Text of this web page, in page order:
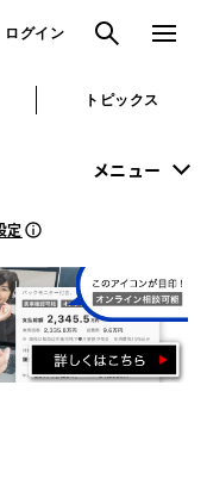
ログイン 検索 メニュ
トピックス
メニュー
定